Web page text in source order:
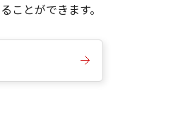
とができます。